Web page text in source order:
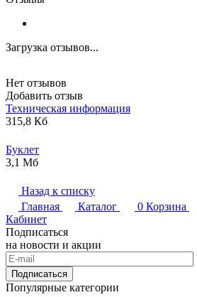
Загрузка отзывов...
Нет отзывов
Добавить отзыв
Техническая информация
315,8 Кб
Буклет
3,1 Мб
Назад к списку
Главная
Каталог 0 Корзина
Кабинет
Подписаться
на новости и акции
Подписаться
Популярные категории